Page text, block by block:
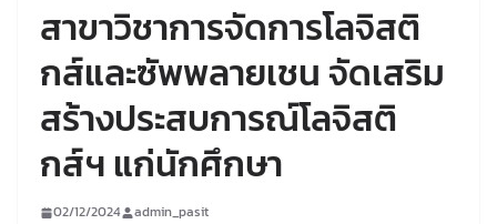
สาขาวิชาการจัดการโลจิสติ
กส์และซัพพลายเชน จัดเสริม
สร้างประสบการณ์โลจิสติ
กส์ฯ แก่นักศึกษา
02/12/2024 admin_pasit